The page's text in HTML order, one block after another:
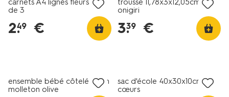
carnets A4 lignés fleurs - lot
de 3
2.
49 €
trousse 11,78x3x12,05cm
onigiri
3.
39 €
ensemble bébé côtelé chien
molleton olive
sac d'école 40x30x10cm
cœurs